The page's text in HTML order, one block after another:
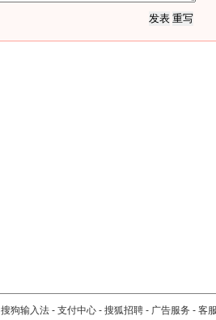
搜狗输入法 - 支付中心 - 搜狐招聘 - 广告服务 - 客